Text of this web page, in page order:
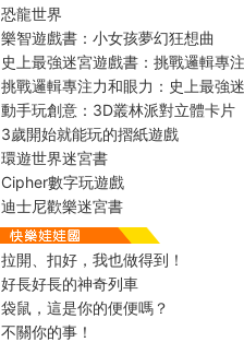
恐龍世界
樂智遊戲書：小女孩夢幻狂想曲
史上最強迷宮遊戲書：挑戰邏輯專
挑戰邏輯專注力和眼力：史上最強
動手玩創意：3D叢林派對立體卡片
3歲開始就能玩的摺紙遊戲
環遊世界迷宮書
Cipher數字玩遊戲
迪士尼歡樂迷宮書
拉開、扣好，我也做得到！
好長好長的神奇列車
袋鼠，這是你的便便嗎？
不關你的事！